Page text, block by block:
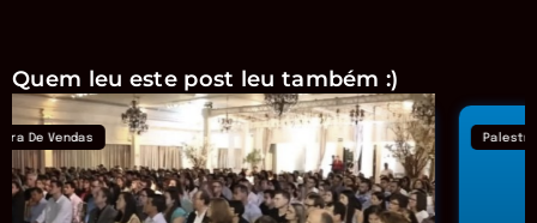
Quem leu este post leu também :)
Palestra Sobre Criatividade